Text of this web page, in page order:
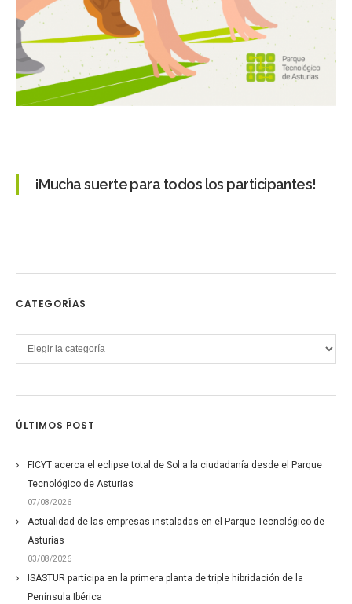
¡Mucha suerte para todos los participantes!
CATEGORÍAS
Categorías
ÚLTIMOS POST
FICYT acerca el eclipse total de Sol a la ciudadanía desde el Parque
Tecnológico de Asturias
07/08/2026
Actualidad de las empresas instaladas en el Parque Tecnológico de
Asturias
03/08/2026
ISASTUR participa en la primera planta de triple hibridación de la
Península Ibérica